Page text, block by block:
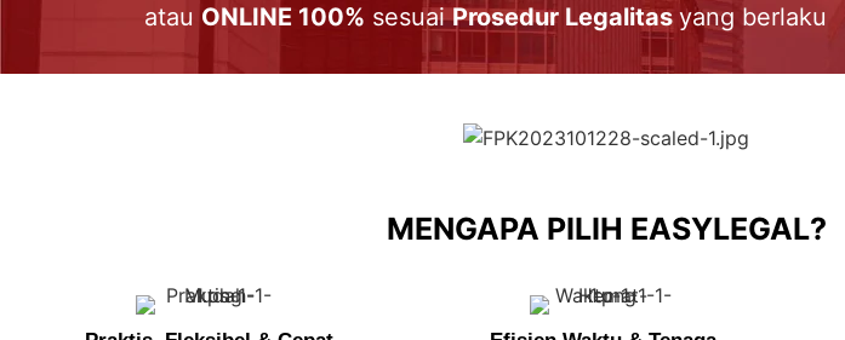
atau ONLINE 100% sesuaiProsedur Legalitas yang berlaku
MENGAPA PILIH EASYLEGAL?